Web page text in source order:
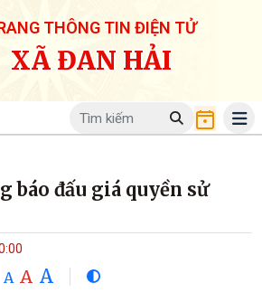
THÔNG TIN ĐIỆN TỬ
XÃ ĐAN HẢI
báo đấu giá quyền sử
A A A